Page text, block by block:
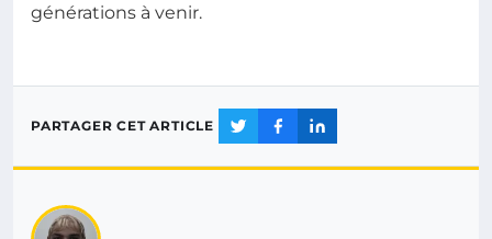
générations à venir.
PARTAGER CET ARTICLE